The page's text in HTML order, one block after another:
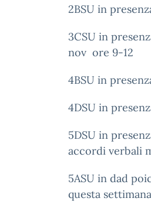
2BSU in
3CSU in
nov ore 9-12
4BSU in
4DSU in
5DSU in
accordi verbali
5ASU in dad
questa settimana